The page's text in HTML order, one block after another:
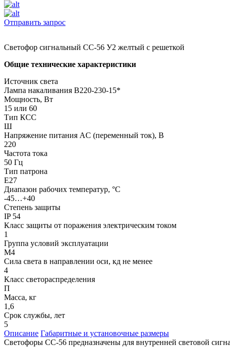
Отправить запрос
Светофор сигнальный СС-56 У2 желтый с решеткой
Общие технические характеристики
Источник света
Лампа накаливания В220-230-15*
Мощность, Вт
15 или 60
Тип КСС
Ш
Напряжение питания AC (переменный ток), В
220
Частота тока
50 Гц
Тип патрона
Е27
Диапазон рабочих температур, °С
-45…+40
Степень защиты
IP 54
Класс защиты от поражения электрическим током
1
Группа условий эксплуатации
М4
Сила света в направлении оси, кд не менее
4
Класс светораспределения
П
Масса, кг
1,6
Срок службы, лет
5
Описание Габаритные и установочные размеры
Светофоры СС-56 предназначены для внутренней световой